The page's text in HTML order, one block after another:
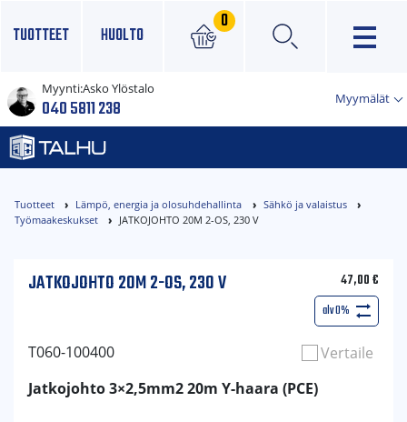
TUOTTEET HUOLTO
0
×
Myynti:Asko Ylöstalo
040 5811 238 Myymälät
Tuotteet Lämpö, energia ja olosuhdehallinta
Sähkö ja valaistus
Työmaakeskukset
JATKOJOHTO 20M 2-OS, 230 V
JATKOJOHTO 20M 2-OS, 230 V 47,00€
alv 0%
T060-100400
Vertaile
Jatkojohto 3×2,5mm2 20m Y-haara (PCE)